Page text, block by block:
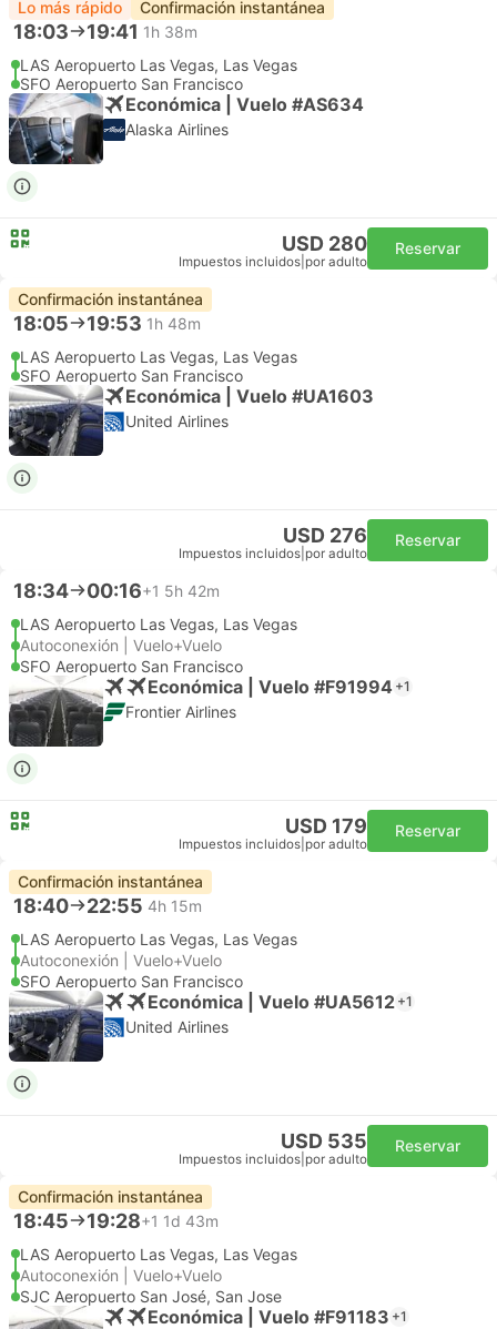
Lo más rápido Confirmación instantánea
18:03 19:41 1h 38m
LAS Aeropuerto Las Vegas, Las Vegas
SFO Aeropuerto San Francisco
Económica | Vuelo #AS634
Alaska Airlines
USD 280
Impuestos incluidos por adulto
Reservar
Confirmación instantánea
18:05 19:53 1h 48m
LAS Aeropuerto Las Vegas, Las Vegas
SFO Aeropuerto San Francisco
Económica | Vuelo #UA1603
United Airlines
USD 276
Impuestos incluidos por adulto
Reservar
18:34 00:16+1 5h 42m
LAS Aeropuerto Las Vegas, Las Vegas
Autoconexión | Vuelo+Vuelo
SFO Aeropuerto San Francisco
Económica | Vuelo #F91994 +1
Frontier Airlines
USD 179
Impuestos incluidos por adulto
Reservar
Confirmación instantánea
18:40 22:55 4h 15m
LAS Aeropuerto Las Vegas, Las Vegas
Autoconexión | Vuelo+Vuelo
SFO Aeropuerto San Francisco
Económica | Vuelo #UA5612 +1
United Airlines
USD 535
Impuestos incluidos por adulto
Reservar
Confirmación instantánea
18:45 19:28+1 1d 43m
LAS Aeropuerto Las Vegas, Las Vegas
Autoconexión | Vuelo+Vuelo
SJC Aeropuerto San José, San Jose
Económica | Vuelo #F91183 +1